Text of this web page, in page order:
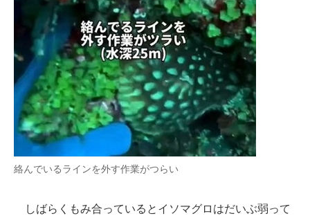
絡んでいるラインを外す作業がつらい
しばらくもみ合っているとイソマグロはだいぶ弱って